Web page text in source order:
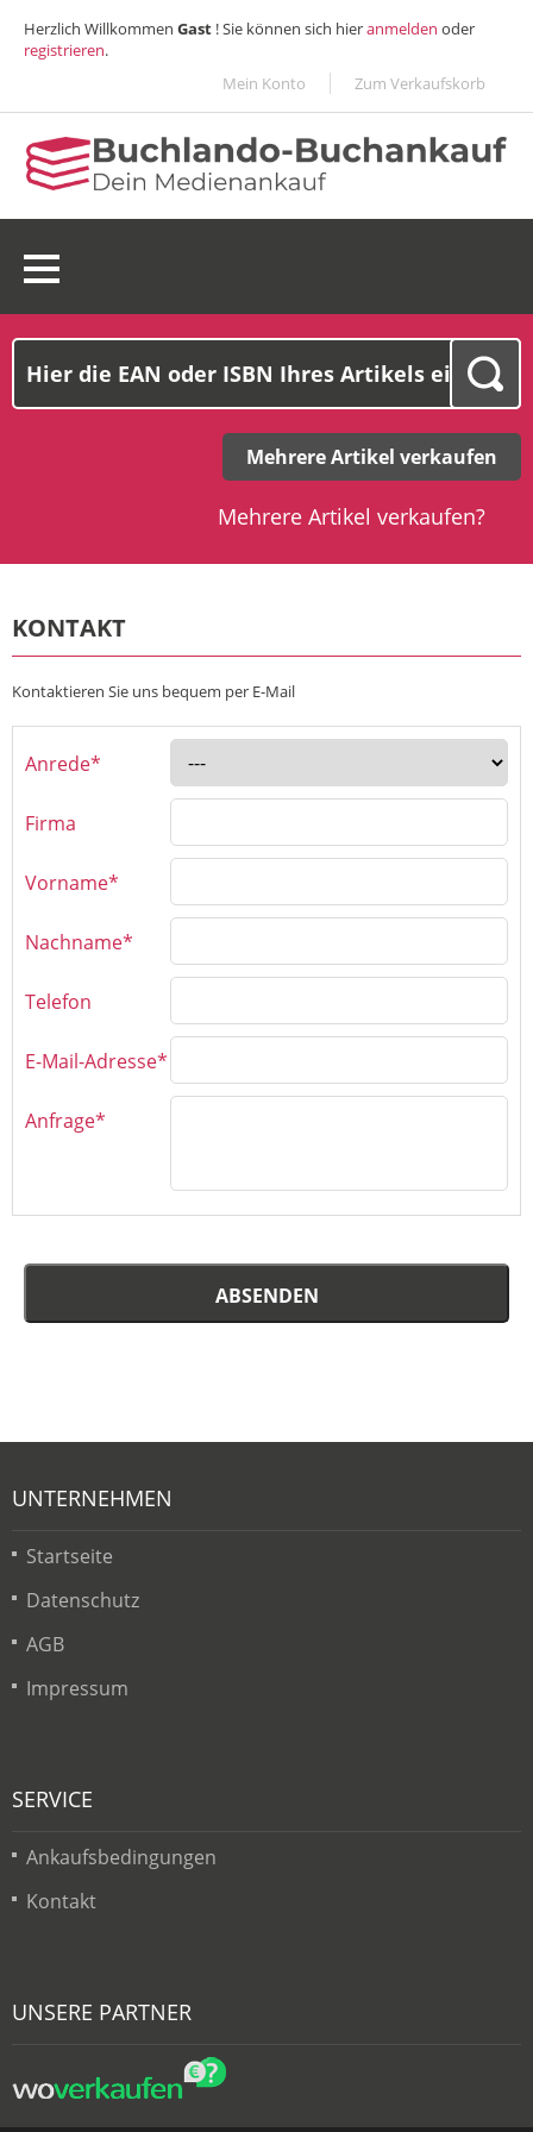
Herzlich Willkommen Gast ! Sie können sich hieranmelden oder
registrieren.
Mein Konto
Zum Verkaufskorb
Mehrere Artikel verkaufen
Mehrere Artikel verkaufen?
KONTAKT
Kontaktieren Sie uns bequem per E-Mail
Anrede*
Firma
Vorname*
Nachname*
Telefon
E-Mail-Adresse*
Anfrage*
ABSENDEN
UNTERNEHMEN
Startseite
Datenschutz
AGB
Impressum
SERVICE
Ankaufsbedingungen
Kontakt
UNSERE PARTNER